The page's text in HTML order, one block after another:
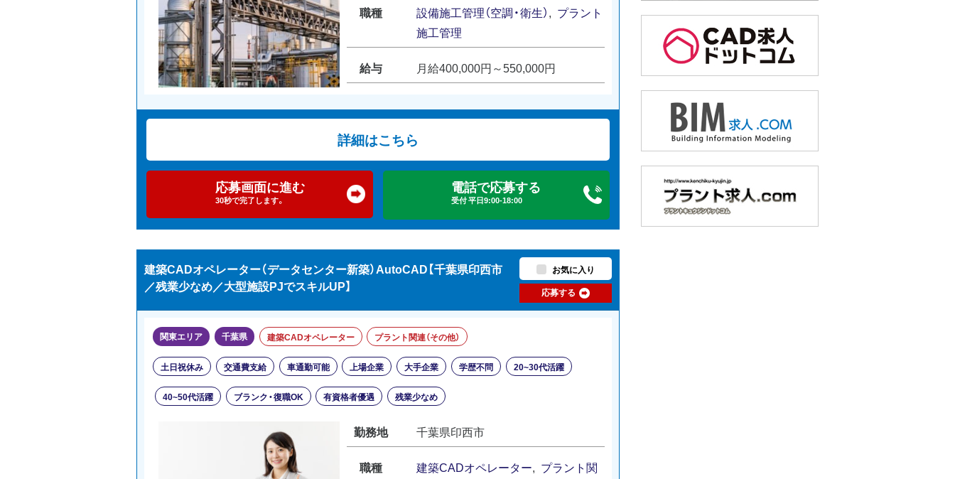
職種 設備施工管理（空調・衛生）, プラント
施工管理
給与 月給400,000円～550,000円
詳細はこちら
応募画面に進む
30秒で完了します。
電話で応募する
受付 平日9:00-18:00
建築CADオペレーター（データセンター新築）AutoCAD【千葉県印西市
／残業少なめ／大型施設PJでスキルUP】
お気に入り
応募する
関東エリア 千葉県 建築CADオペレーター プラント関連（その他）
土日祝休み 交通費支給 車通勤可能 上場企業 大手企業 学歴不問 20~30代活躍
40~50代活躍 ブランク・復職OK 有資格者優遇 残業少なめ
勤務地 千葉県印西市
職種 建築CADオペレーター, プラント関